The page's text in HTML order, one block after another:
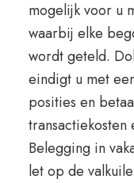
mogelijk voor u
waarbij elke
wordt geteld.
eindigt u met
posities en
transactiekosten
Belegging in
let op de